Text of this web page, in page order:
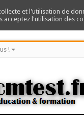
!
et l'utilisation de
acceptez l'utilisation des